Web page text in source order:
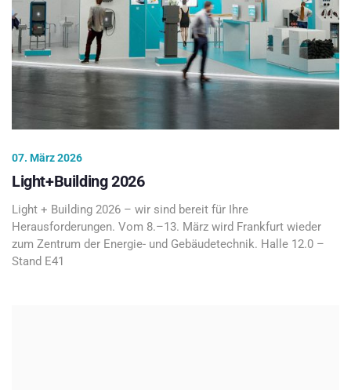
07. März 2026
Light+Building 2026
Light + Building 2026 – wir sind bereit für Ihre
Herausforderungen. Vom 8.–13. März wird Frankfurt wieder
zum Zentrum der Energie- und Gebäudetechnik. Halle 12.0 –
Stand E41